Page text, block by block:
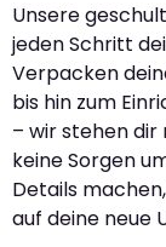
Unsere
jeden Schritt
Verpacken
bis hin zum
– wir stehen dir
keine Sorgen
Details
auf deine neue